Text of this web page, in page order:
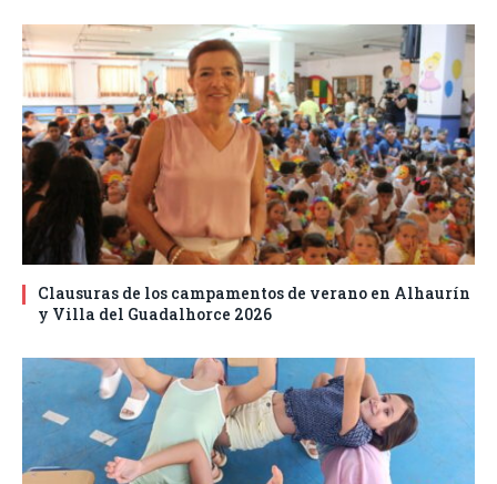
Clausuras de los campamentos de verano en Alhaurín
y Villa del Guadalhorce 2026